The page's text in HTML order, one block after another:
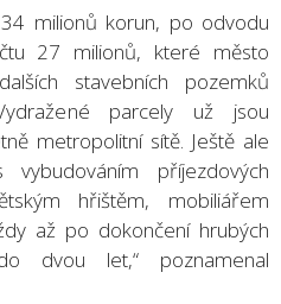
milionů korun, po odvodu
27 milionů, které město
stavebních pozemků
parcely už jsou
metropolitní sítě. Ještě ale
příjezdových
hřištěm, mobiliářem
až po dokončení hrubých
dvou let,“ poznamenal